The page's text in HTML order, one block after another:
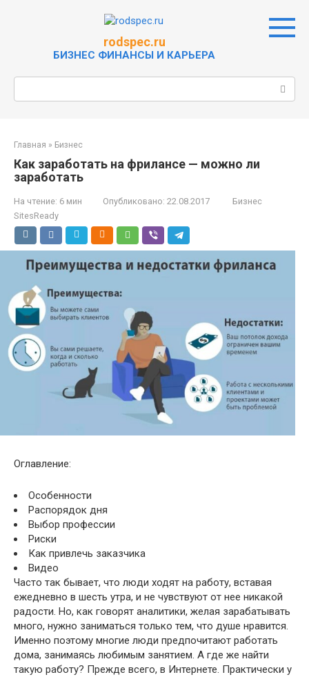
rodspec.ru
БИЗНЕС ФИНАНСЫ И КАРЬЕРА
Главная » Бизнес
Как заработать на фрилансе — можно ли
заработать
На чтение: 6 мин Опубликовано: 22.08.2017
Бизнес
SitesReady
Оглавление:
Особенности
Распорядок дня
Выбор профессии
Риски
Как привлечь заказчика
Видео
Часто так бывает, что люди ходят на работу, вставая
ежедневно в шесть утра, и не чувствуют от нее никакой
радости. Но, как говорят аналитики, желая зарабатывать
много, нужно заниматься только тем, что душе нравится.
Именно поэтому многие люди предпочитают работать
дома, занимаясь любимым занятием. А где же найти
такую работу? Прежде всего, в Интернете. Практически у